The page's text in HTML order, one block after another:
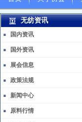
无纺资讯
国内资讯
国外资讯
展会信息
政策法规
新闻中心
原料行情